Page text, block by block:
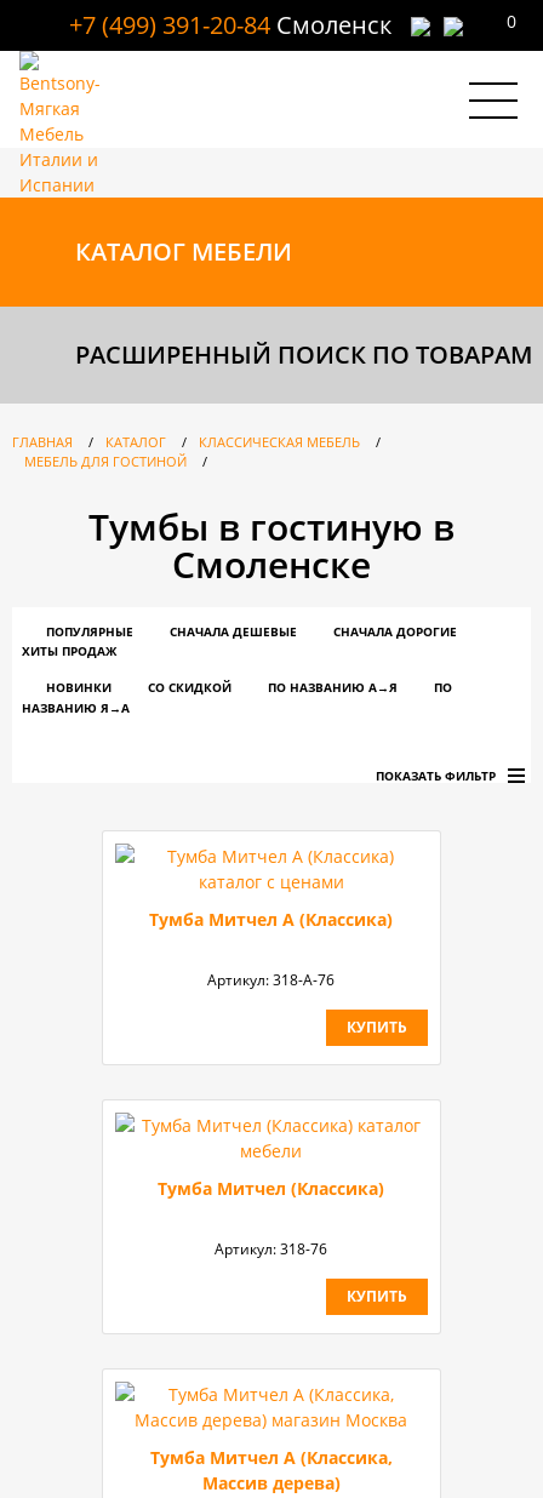
+7 (499) 391-20-84 Смоленск 0
КАТАЛОГ МЕБЕЛИ
РАСШИРЕННЫЙ ПОИСК ПО ТОВАРАМ
ГЛАВНАЯ / КАТАЛОГ / КЛАССИЧЕСКАЯ МЕБЕЛЬ
/
МЕБЕЛЬ ДЛЯ ГОСТИНОЙ
/
Тумбы в гостиную в
Смоленске
ПОПУЛЯРНЫЕ СНАЧАЛА ДЕШЕВЫЕ
СНАЧАЛА ДОРОГИЕ
ХИТЫ ПРОДАЖ
НОВИНКИ СО СКИДКОЙ ПО НАЗВАНИЮ A→Я
ПО
НАЗВАНИЮ Я→А
ПОКАЗАТЬ ФИЛЬТР
Тумба Митчел А (Классика)
Артикул:318-A-76
КУПИТЬ
Тумба Митчел (Классика)
Артикул:318-76
КУПИТЬ
Тумба Митчел А (Классика,
Массив дерева)